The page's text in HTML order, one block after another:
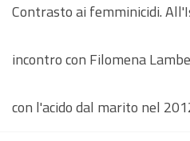
Contrasto ai femminicidi.
incontro con Filomena
con l'acido dal marito nel